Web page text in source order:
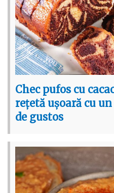
Chec pufos cu
rețetă ușoară cu
de gustos